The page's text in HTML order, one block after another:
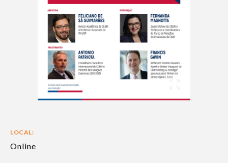
LOCAL:
Online